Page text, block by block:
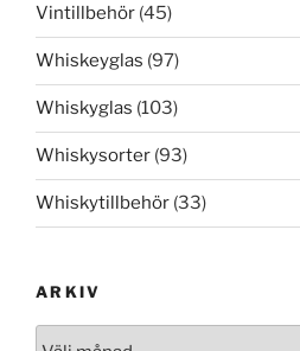
Vintillbehör (45)
Whiskeyglas (97)
Whiskyglas (103)
Whiskysorter (93)
Whiskytillbehör (33)
ARKIV